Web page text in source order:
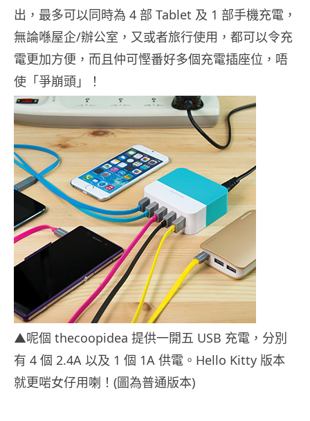
出，最多可以同時為 4 部 Tablet 及 1 部手機充電，
無論喺屋企/辦公室，又或者旅行使用，都可以令充
電更加方便，而且仲可慳番好多個充電插座位，唔
使「爭崩頭」！
▲呢個 thecoopidea 提供一開五 USB 充電，分別
有 4 個 2.4A 以及 1 個 1A 供電。Hello Kitty 版本
就更啱女仔用喇！(圖為普通版本)